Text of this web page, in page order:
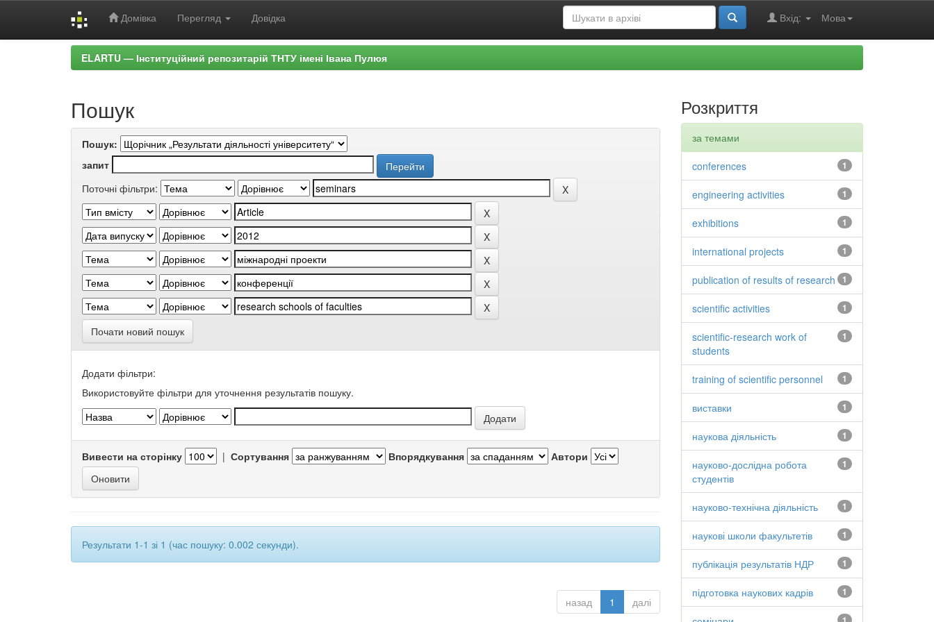
Домівка Перегляд Довідка Мова
Вхід:
ELARTU — Інституційний репозитарій ТНТУ імені Івана Пулюя
Пошук
Пошук:
запит
Поточні фільтри:
Почати новий пошук
Додати фільтри:
Використовуйте фільтри для уточнення результатів пошуку.
Вивести на сторінку | Сортування Впорядкування Автори
Результати 1-1 зі 1 (час пошуку: 0.002 секунди).
назад 1 далі
Розкриття
за темами
1
conferences
1
engineering activities
1
exhibitions
1
international projects
1
publication of results of research
1
scientific activities
1
scientific-research work of
students
1
training of scientific personnel
1
виставки
1
наукова діяльність
1
науково-дослідна робота
студентів
1
науково-технічна діяльність
1
наукові школи факультетів
1
публікація результатів НДР
1
підготовка наукових кадрів